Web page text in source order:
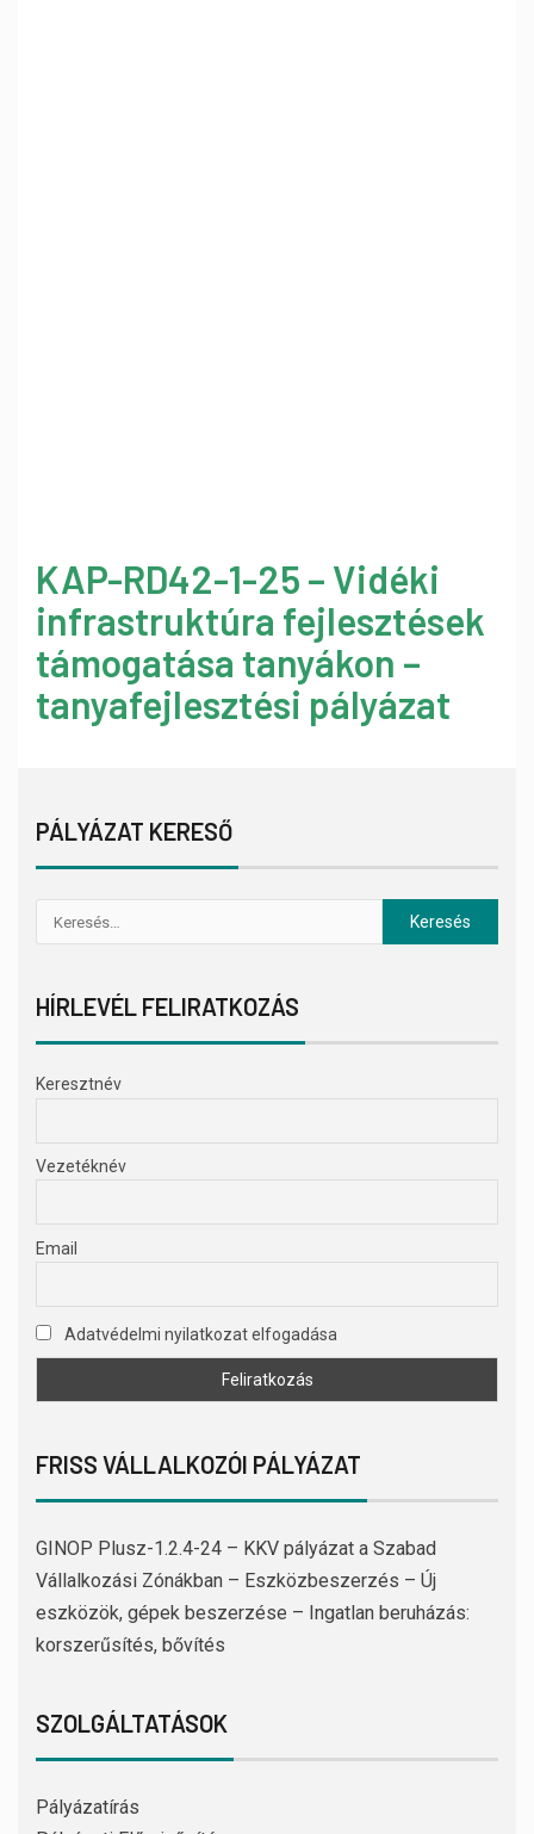
KAP-RD42-1-25 – Vidéki
infrastruktúra fejlesztések
támogatása tanyákon –
tanyafejlesztési pályázat
PÁLYÁZAT KERESŐ
HÍRLEVÉL FELIRATKOZÁS
Keresztnév
Vezetéknév
Email
Adatvédelmi nyilatkozat elfogadása
FRISS VÁLLALKOZÓI PÁLYÁZAT
GINOP Plusz-1.2.4-24 – KKV pályázat a Szabad
Vállalkozási Zónákban – Eszközbeszerzés – Új
eszközök, gépek beszerzése – Ingatlan beruházás:
korszerűsítés, bővítés
SZOLGÁLTATÁSOK
Pályázatírás